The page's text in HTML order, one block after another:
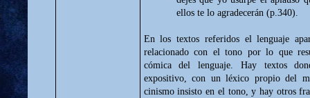
ellos te lo agradecerán (p.340).
En los textos referidos el lenguaje
relacionado con el tono por lo que
cómica del lenguaje. Hay textos
expositivo, con un léxico propio del
cinismo insisto en el tono, y hay otros